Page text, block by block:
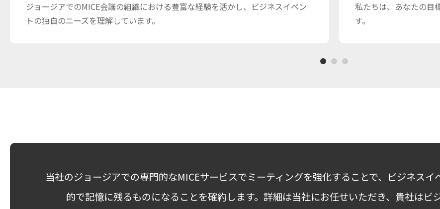
ジョージアでのMICE会議の組織における豊富な経験を活かし、ビジネスイベン
トの独自のニーズを理解しています。
私たちは、あなたの目
す。
当社のジョージアでの専門的なMICEサービスでミーティングを強化することで、ビジネス
的で記憶に残るものになることを確約します。詳細は当社にお任せいただき、貴社はビ